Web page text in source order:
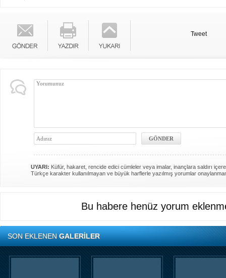
Tweet
UYARI: Küfür, hakaret, rencide edici cümleler veya imalar, inançlara saldırı
Türkçe karakter kullanılmayan ve büyük harflerle yazılmış yorumlar
Bu habere henüz yorum
SON EKLENENGALERİLER